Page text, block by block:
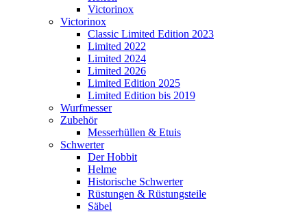
Victorinox
Victorinox
Classic Limited Edition 2023
Limited 2022
Limited 2024
Limited 2026
Limited Edition 2025
Limited Edition bis 2019
Wurfmesser
Zubehör
Messerhüllen & Etuis
Schwerter
Der Hobbit
Helme
Historische Schwerter
Rüstungen & Rüstungsteile
Säbel